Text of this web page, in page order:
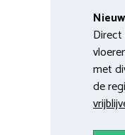
Direct
met
de